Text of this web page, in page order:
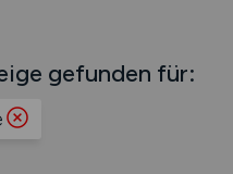
gefunden für: